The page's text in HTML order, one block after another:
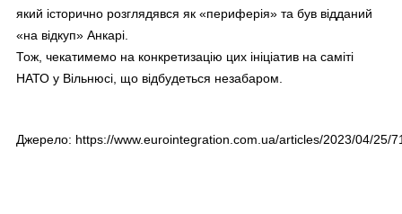
який історично розглядявся як «периферія» та був відданий
«на відкуп» Анкарі.
Тож, чекатимемо на конкретизацію цих ініціатив на саміті
НАТО у Вільнюсі, що відбудеться незабаром.
Джерело: https://www.eurointegration.com.ua/articles/2023/04/25/